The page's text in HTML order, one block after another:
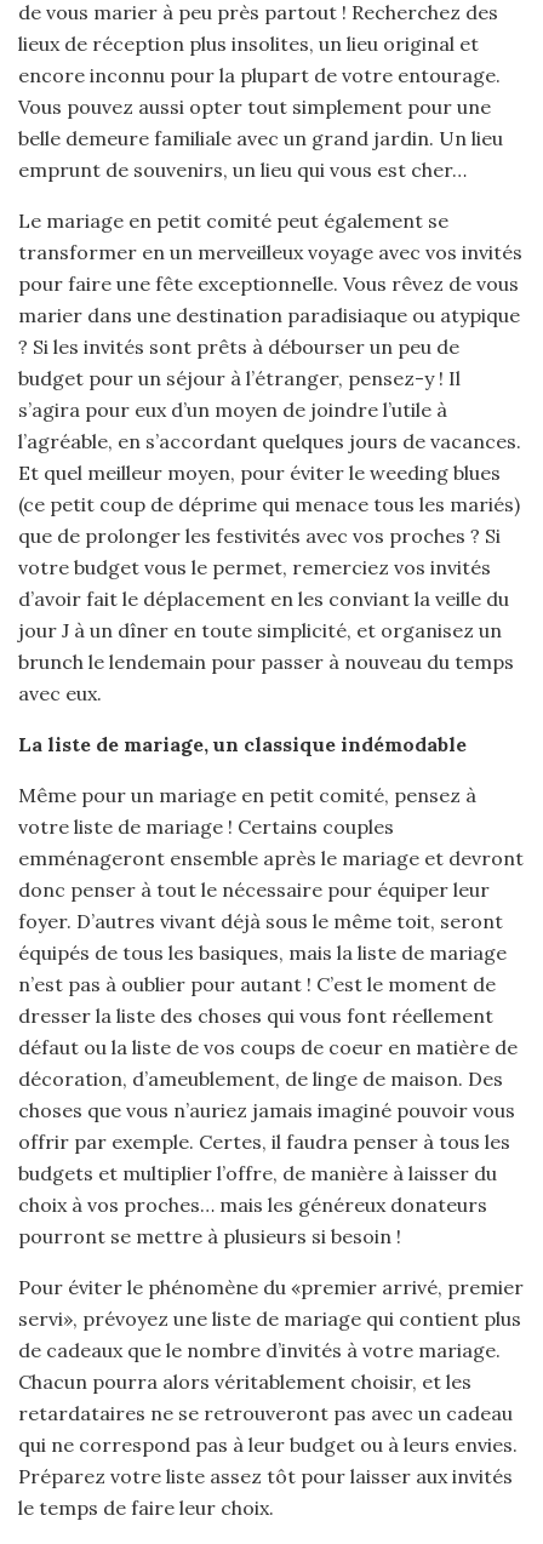
de vous marier à peu près partout ! Recherchez des
lieux de réception plus insolites, un lieu original et
encore inconnu pour la plupart de votre entourage.
Vous pouvez aussi opter tout simplement pour une
belle demeure familiale avec un grand jardin. Un lieu
emprunt de souvenirs, un lieu qui vous est cher…
Le mariage en petit comité peut également se
transformer en un merveilleux voyage avec vos invités
pour faire une fête exceptionnelle. Vous rêvez de vous
marier dans une destination paradisiaque ou atypique
? Si les invités sont prêts à débourser un peu de
budget pour un séjour à l’étranger, pensez-y ! Il
s’agira pour eux d’un moyen de joindre l’utile à
l’agréable, en s’accordant quelques jours de vacances.
Et quel meilleur moyen, pour éviter le weeding blues
(ce petit coup de déprime qui menace tous les mariés)
que de prolonger les festivités avec vos proches ? Si
votre budget vous le permet, remerciez vos invités
d’avoir fait le déplacement en les conviant la veille du
jour J à un dîner en toute simplicité, et organisez un
brunch le lendemain pour passer à nouveau du temps
avec eux.
La liste de mariage, un classique indémodable
Même pour un mariage en petit comité, pensez à
votre liste de mariage ! Certains couples
emménageront ensemble après le mariage et devront
donc penser à tout le nécessaire pour équiper leur
foyer. D’autres vivant déjà sous le même toit, seront
équipés de tous les basiques, mais la liste de mariage
n’est pas à oublier pour autant ! C’est le moment de
dresser la liste des choses qui vous font réellement
défaut ou la liste de vos coups de coeur en matière de
décoration, d’ameublement, de linge de maison. Des
choses que vous n’auriez jamais imaginé pouvoir vous
offrir par exemple. Certes, il faudra penser à tous les
budgets et multiplier l’offre, de manière à laisser du
choix à vos proches… mais les généreux donateurs
pourront se mettre à plusieurs si besoin !
Pour éviter le phénomène du «premier arrivé, premier
servi», prévoyez une liste de mariage qui contient plus
de cadeaux que le nombre d’invités à votre mariage.
Chacun pourra alors véritablement choisir, et les
retardataires ne se retrouveront pas avec un cadeau
qui ne correspond pas à leur budget ou à leurs envies.
Préparez votre liste assez tôt pour laisser aux invités
le temps de faire leur choix.